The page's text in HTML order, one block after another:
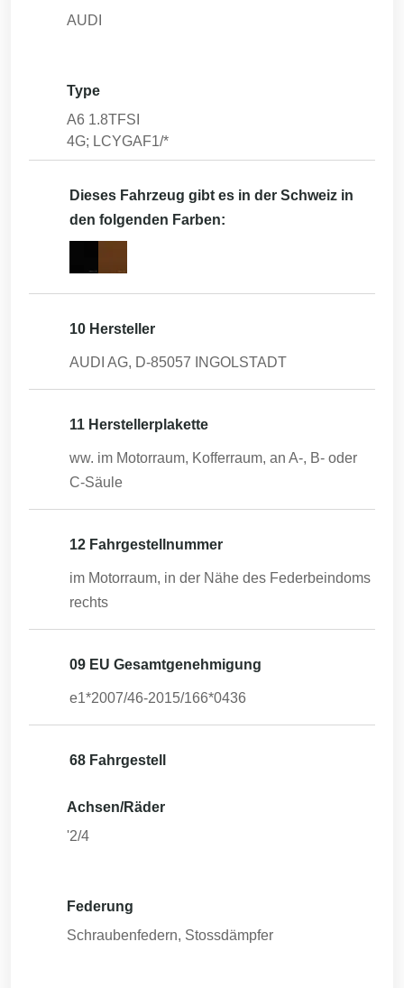
AUDI
Type
A6 1.8TFSI
4G; LCYGAF1/*
Dieses Fahrzeug gibt es in der Schweiz in
den folgenden Farben:
10 Hersteller
AUDI AG, D-85057 INGOLSTADT
11 Herstellerplakette
ww. im Motorraum, Kofferraum, an A-, B- oder
C-Säule
12 Fahrgestellnummer
im Motorraum, in der Nähe des Federbeindoms
rechts
09 EU Gesamtgenehmigung
e1*2007/46-2015/166*0436
68 Fahrgestell
Achsen/Räder
'2/4
Federung
Schraubenfedern, Stossdämpfer